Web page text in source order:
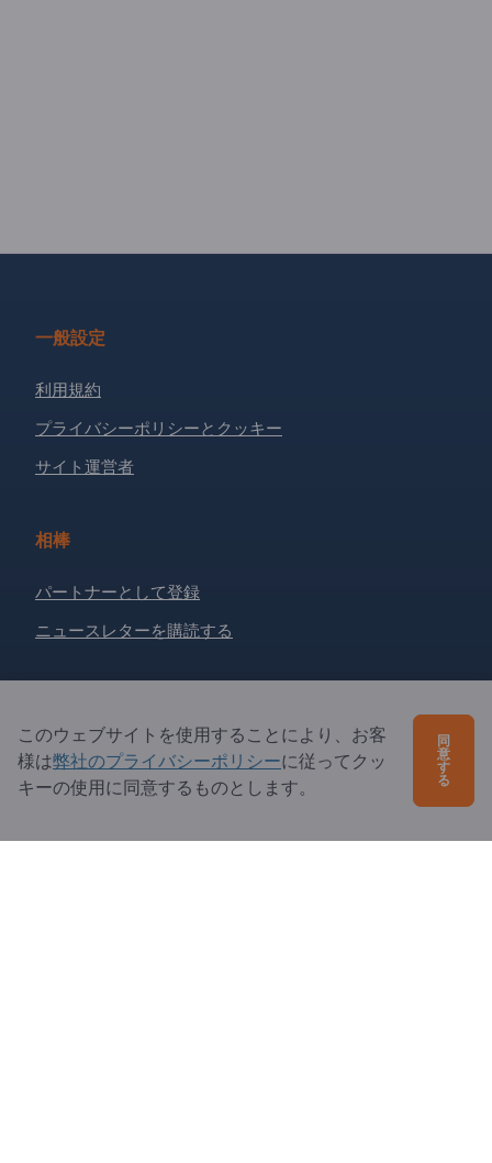
一般設定
利用規約
プライバシーポリシーとクッキー
サイト運営者
相棒
パートナーとして登録
ニュースレターを購読する
よくあるご質問
サービス内容
このウェブサイトを使用することにより、お客
様は弊社のプライバシーポリシーに従ってクッ
キーの使用に同意するものとします。
同
意
す
る